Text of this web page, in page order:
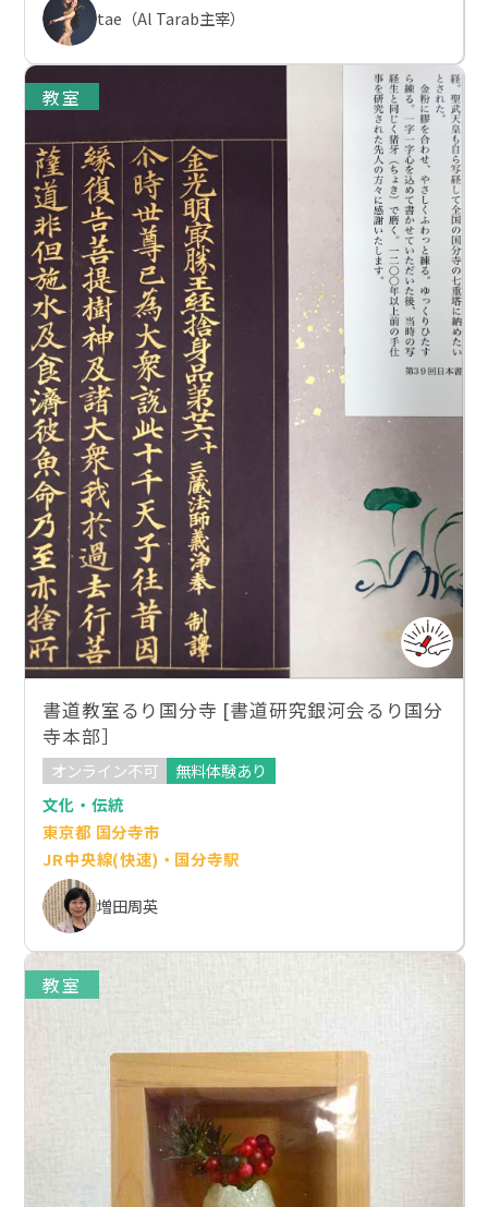
tae（Al Tarab主宰）
教室
書道教室るり国分寺 [書道研究銀河会るり国分
寺本部］
オンライン不可
無料体験あり
文化・伝統
東京都 国分寺市
JR中央線(快速)・国分寺駅
増田周英
教室